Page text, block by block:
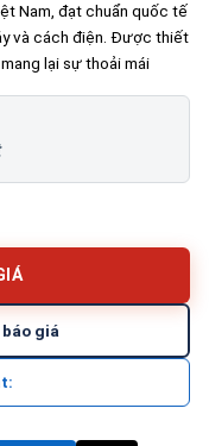
Nam, đạt chuẩn quốc tế
và cách điện. Được thiết
lại sự thoải mái
giá